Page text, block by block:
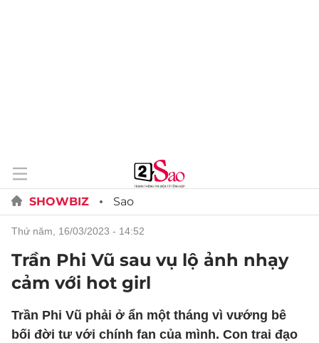
SHOWBIZ Sao
thứ năm, 16/03/2023 - 14:52
Trần Phi Vũ sau vụ lộ ảnh nhạy
cảm với hot girl
Trần Phi Vũ phải ở ẩn một tháng vì vướng bê
bối đời tư với chính fan của mình. Con trai đạo